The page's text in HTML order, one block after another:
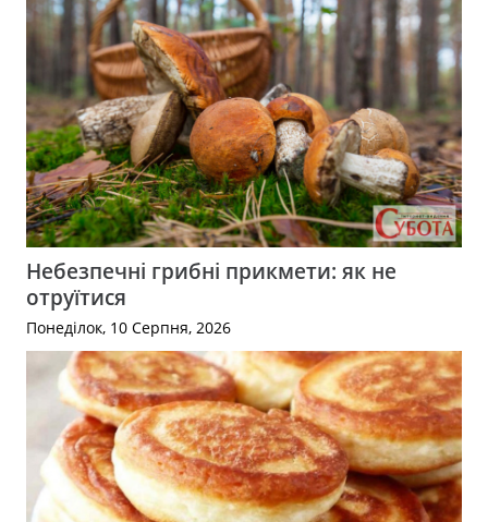
Небезпечні грибні прикмети: як не
отруїтися
Понеділок, 10 Серпня, 2026